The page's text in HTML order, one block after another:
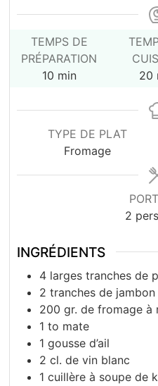
TEMPS DE
PRÉPARATION
10minutes
min
20
TYPE DE PLAT
Fromage
2
INGRÉDIENTS
4 larges tranches de
2 tranches de
200 gr. de fromage à
1 to mate
1 gousse d’ail
2 cl. de vin blanc
1 cuillère à soupe de